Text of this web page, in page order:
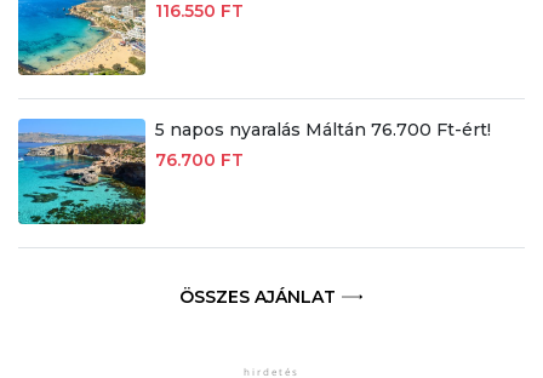
116.550 FT
5 napos nyaralás Máltán 76.700 Ft-ért!
76.700 FT
ÖSSZES AJÁNLAT